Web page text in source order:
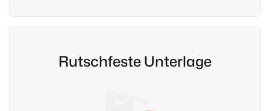
Rutschfeste Unterlage